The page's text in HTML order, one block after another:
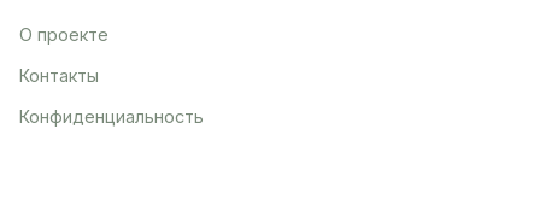
О проекте
Контакты
Конфиденциальность